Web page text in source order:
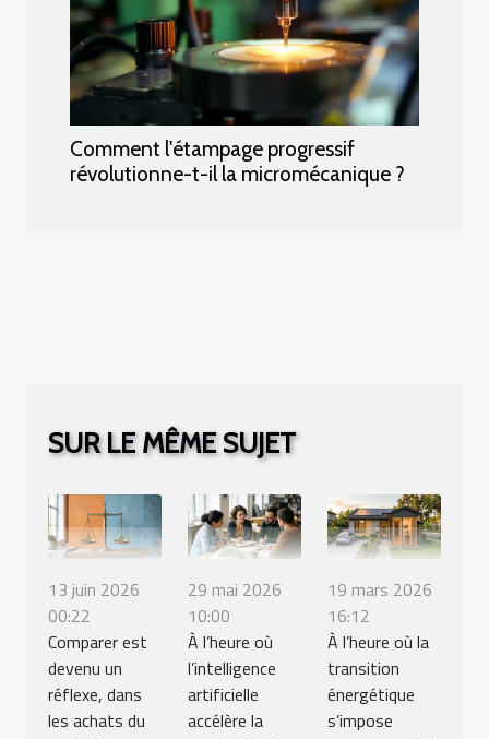
Comment l'étampage progressif
révolutionne-t-il la micromécanique ?
SUR LE MÊME SUJET
13 juin 2026
00:22
Comparer est
devenu un
réflexe, dans
les achats du
29 mai 2026
10:00
À l’heure où
l’intelligence
artificielle
accélère la
19 mars 2026
16:12
À l’heure où la
transition
énergétique
s’impose